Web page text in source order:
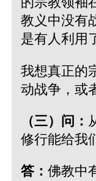
教义中没有
是有人利用
我想真正的
动战争，或
（三）问：
修行能给我
答： 佛教中